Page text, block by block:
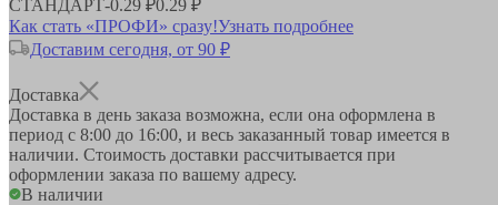
СТАНДАРТ-0.29 ₽0.29 ₽
Как стать «ПРОФИ» сразу!Узнать подробнее
Доставим сегодня, от 90 ₽
Доставка
Доставка в день заказа возможна, если она оформлена в
период с 8:00 до 16:00, и весь заказанный товар имеется в
наличии. Стоимость доставки рассчитывается при
оформлении заказа по вашему адресу.
В наличии